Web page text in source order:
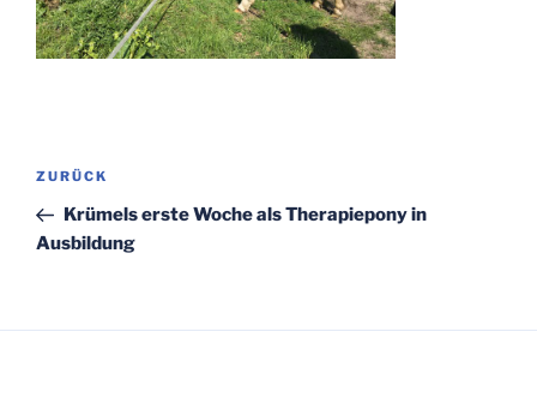
Beitragsnavigation
Vorheriger
Beitrag
ZURÜCK
Krümels erste Woche als Therapiepony in
Ausbildung